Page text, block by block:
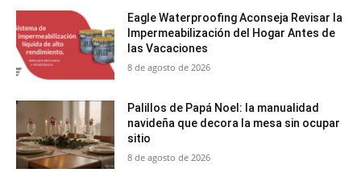
Eagle Waterproofing Aconseja Revisar la
Impermeabilización del Hogar Antes de
las Vacaciones
8 de agosto de 2026
Palillos de Papá Noel: la manualidad
navideña que decora la mesa sin ocupar
sitio
8 de agosto de 2026